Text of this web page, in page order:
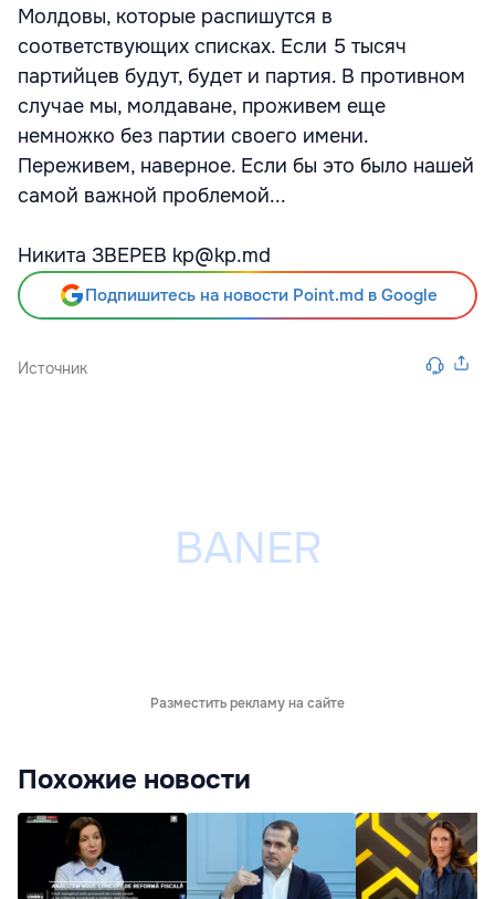
Молдовы, которые распишутся в
соответствующих списках. Если 5 тысяч
партийцев будут, будет и партия. В противном
случае мы, молдаване, проживем еще
немножко без партии своего имени.
Переживем, наверное. Если бы это было нашей
самой важной проблемой...
Никита ЗВЕРЕВ kp@kp.md
Подпишитесь на новости Point.md в Google
Источник
Разместить рекламу на сайте
Похожие новости